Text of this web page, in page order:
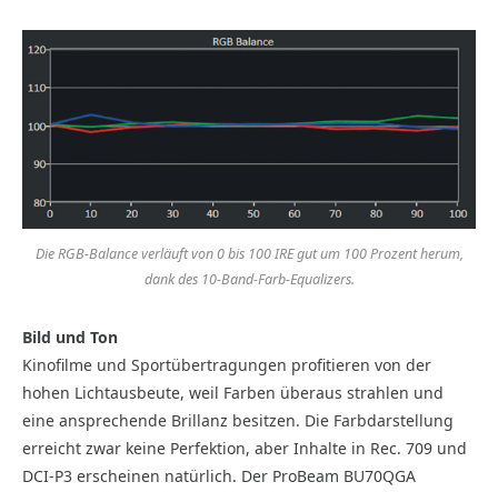
Die RGB-Balance verläuft von 0 bis 100 IRE gut um 100 Prozent herum,
dank des 10-Band-Farb-Equalizers.
Bild und Ton
Kinofilme und Sportübertragungen profitieren von der
hohen Lichtausbeute, weil Farben überaus strahlen und
eine ansprechende Brillanz besitzen. Die Farbdarstellung
erreicht zwar keine Perfektion, aber Inhalte in Rec. 709 und
DCI-P3 erscheinen natürlich. Der ProBeam BU70QGA